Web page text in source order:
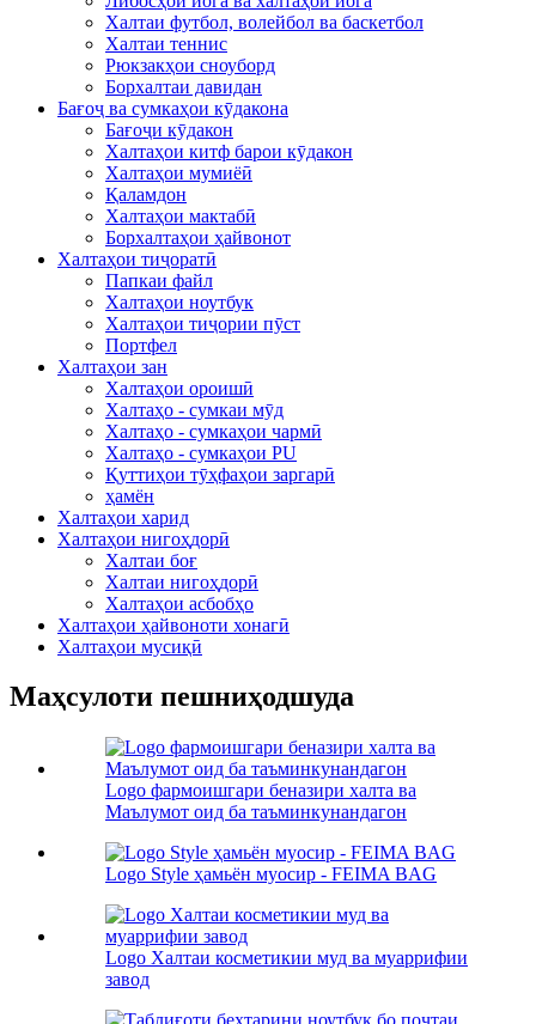
Халтаи футбол, волейбол ва баскетбол
Халтаи теннис
Рюкзакҳои сноуборд
Борхалтаи давидан
Бағоҷ ва сумкаҳои кӯдакона
Бағоҷи кӯдакон
Халтаҳои китф барои кӯдакон
Халтаҳои мумиёӣ
Қаламдон
Халтаҳои мактабӣ
Борхалтаҳои ҳайвонот
Халтаҳои тиҷоратӣ
Папкаи файл
Халтаҳои ноутбук
Халтаҳои тиҷории пӯст
Портфел
Халтаҳои зан
Халтаҳои ороишӣ
Халтаҳо - сумкаи мӯд
Халтаҳо - сумкаҳои чармӣ
Халтаҳо - сумкаҳои PU
Қуттиҳои тӯҳфаҳои заргарӣ
ҳамён
Халтаҳои харид
Халтаҳои нигоҳдорӣ
Халтаи боғ
Халтаи нигоҳдорӣ
Халтаҳои асбобҳо
Халтаҳои ҳайвоноти хонагӣ
Халтаҳои мусиқӣ
Маҳсулоти пешниҳодшуда
Logo фармоишгари беназири халта ва
Маълумот оид ба таъминкунандагон
Logo Style ҳамьён муосир - FEIMA BAG
Logo Халтаи косметикии муд ва муаррифии
завод